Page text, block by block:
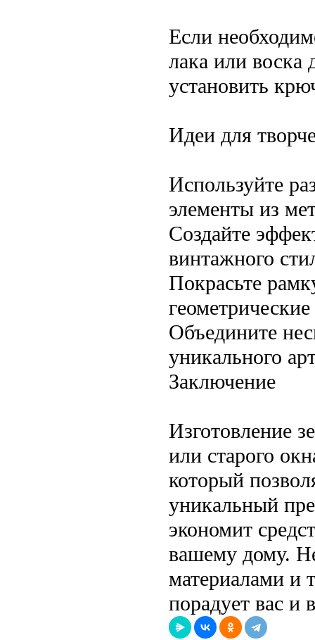
Если
лака или воска
установить
Идеи для
Используйте
элементы из
Создайте
винтажного
Покрасьте
Объедините
уникального
Заключение
Изготовление
или старого
который
уникальный
экономит
вашему дому.
материалами и
порадует вас и